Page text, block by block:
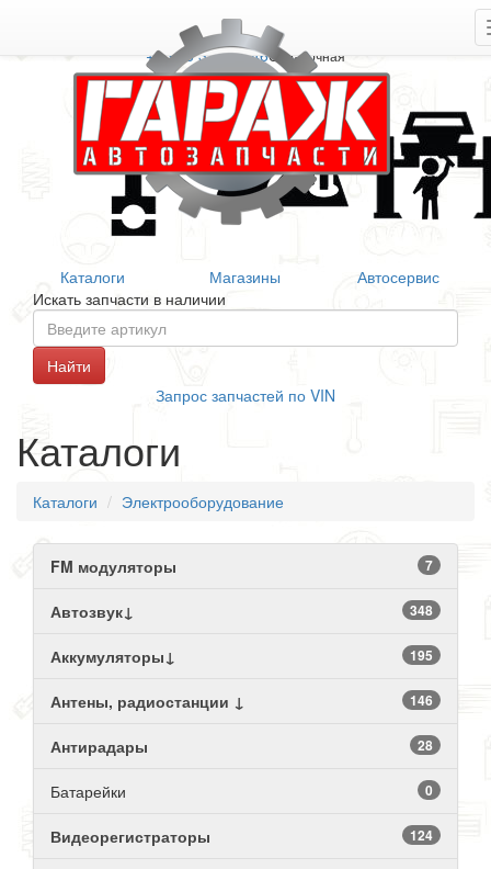
+7 906 377 46 46Справочная
Каталоги Магазины
Автосервис
Искать запчасти в наличии
Запрос запчастей по VIN
Каталоги
Каталоги Электрооборудование
FM модуляторы 7
Автозвук↓ 348
Аккумуляторы↓ 195
Антены, радиостанции ↓ 146
Антирадары 28
Батарейки 0
Видеорегистраторы 124